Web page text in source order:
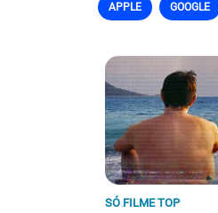
APPLE GOOGLE
SÓ FILME TOP